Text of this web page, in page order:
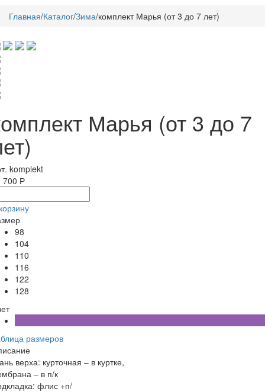
Главная/Каталог/Зима/комплект Марья (от 3 до 7 лет)
Марья (от 3 до 7
komplekt
700 Р
98
104
110
116
122
128
размеров
верха: курточная – в куртке,
– в п/к
флис +п/